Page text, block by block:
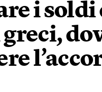
i
greci,